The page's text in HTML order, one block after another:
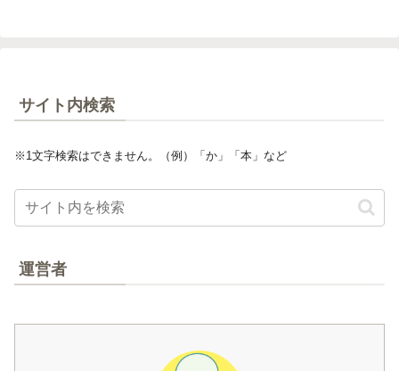
サイト内検索
※1文字検索はできません。（例）「か」「本」など
運営者